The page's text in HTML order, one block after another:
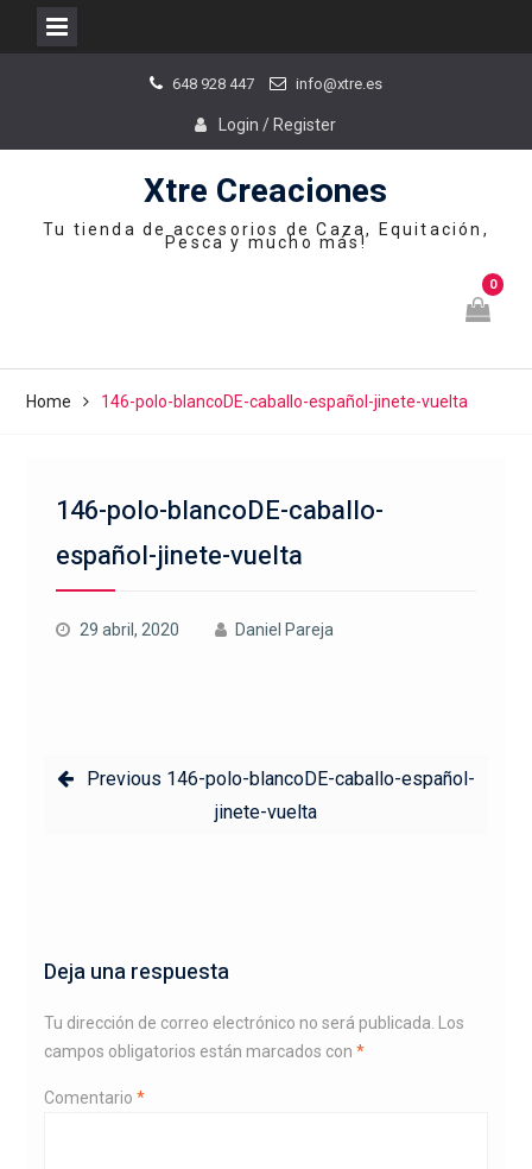
648 928 447 info@xtre.es
Login / Register
Xtre Creaciones
Tu tienda de accesorios de Caza, Equitación,
Pesca y mucho más!
0
Home 146-polo-blancoDE-caballo-español-jinete-vuelta
146-polo-blancoDE-caballo-
español-jinete-vuelta
29 abril, 2020 Daniel Pareja
de
Previous Previous
146-polo-blancoDE-caballo-español-
jinete-vuelta
Deja una respuesta
Tu dirección de correo electrónico no será publicada.
Los
campos obligatorios están marcados con *
Comentario *